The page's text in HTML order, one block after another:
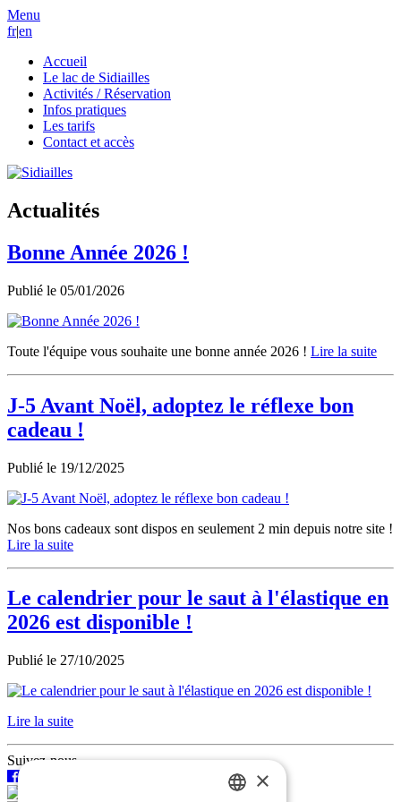
Menu
fr|en
Accueil
Le lac de Sidiailles
Activités / Réservation
Infos pratiques
Les tarifs
Contact et accès
Actualités
Bonne Année 2026 !
Publié le 05/01/2026
Toute l'équipe vous souhaite une bonne année 2026 ! Lire la suite
J-5 Avant Noël, adoptez le réflexe bon
cadeau !
Publié le 19/12/2025
Nos bons cadeaux sont dispos en seulement 2 min depuis notre site !
Lire la suite
Le calendrier pour le saut à l'élastique en
2026 est disponible !
Publié le 27/10/2025
Lire la suite
Suivez-nous
×